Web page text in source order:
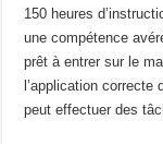
150 heures
une compétence
prêt à entrer sur le
l’application
peut effectuer des